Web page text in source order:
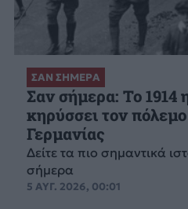
ΣΑΝ ΣΗΜΕΡΑ
Σαν σήμερα: Το 1914
κηρύσσει τον
Γερμανίας
Δείτε τα πιο σημαντικά
σήμερα
5 ΑΥΓ. 2026, 00:01